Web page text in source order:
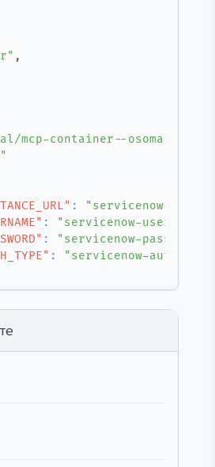
,
mcp-container--osomai--
:
"servicenow-
: "servicenow-username"
: "servicenow-password"
:
"servicenow-auth-